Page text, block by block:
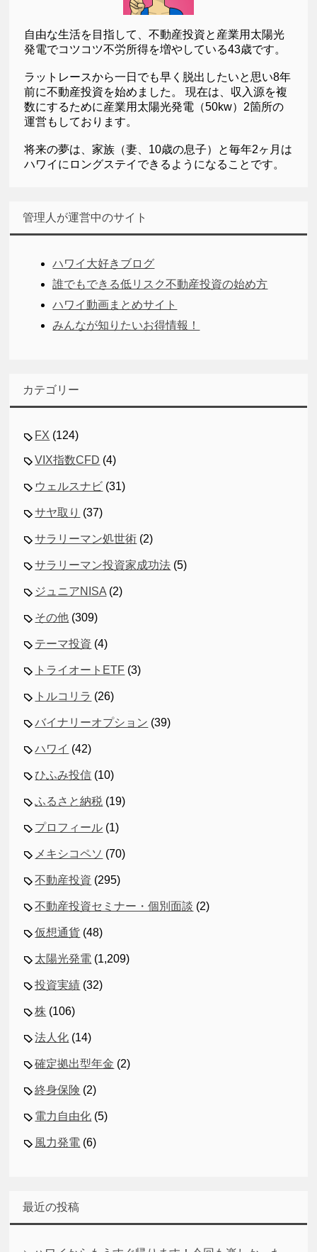
自由な生活を目指して、不動産投資と産業用太陽光
発電でコツコツ不労所得を増やしている43歳です。
ラットレースから一日でも早く脱出したいと思い8年
前に不動産投資を始めました。 現在は、収入源を複
数にするために産業用太陽光発電（50kw）2箇所の
運営もしております。
将来の夢は、家族（妻、10歳の息子）と毎年2ヶ月は
ハワイにロングステイできるようになることです。
管理人が運営中のサイト
ハワイ大好きブログ
誰でもできる低リスク不動産投資の始め方
ハワイ動画まとめサイト
みんなが知りたいお得情報！
カテゴリー
FX (124)
VIX指数CFD (4)
ウェルスナビ (31)
サヤ取り (37)
サラリーマン処世術 (2)
サラリーマン投資家成功法 (5)
ジュニアNISA (2)
その他 (309)
テーマ投資 (4)
トライオートETF (3)
トルコリラ (26)
バイナリーオプション (39)
ハワイ (42)
ひふみ投信 (10)
ふるさと納税 (19)
プロフィール (1)
メキシコペソ (70)
不動産投資 (295)
不動産投資セミナー・個別面談 (2)
仮想通貨 (48)
太陽光発電 (1,209)
投資実績 (32)
株 (106)
法人化 (14)
確定拠出型年金 (2)
終身保険 (2)
電力自由化 (5)
風力発電 (6)
最近の投稿